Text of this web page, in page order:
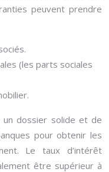
peuvent prendre
(les parts sociales
dossier solide et de
pour obtenir les
Le taux d’intérêt
être supérieur à